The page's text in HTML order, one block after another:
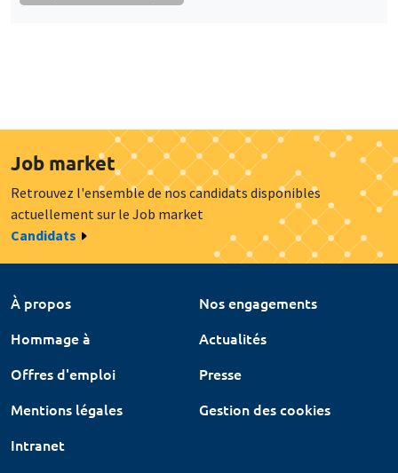
Job market
Retrouvez l'ensemble de nos candidats disponibles
actuellement sur le Job market
Candidats
À propos
Nos engagements
Hommage à
Actualités
Offres d'emploi
Presse
Mentions légales
Gestion des cookies
Intranet